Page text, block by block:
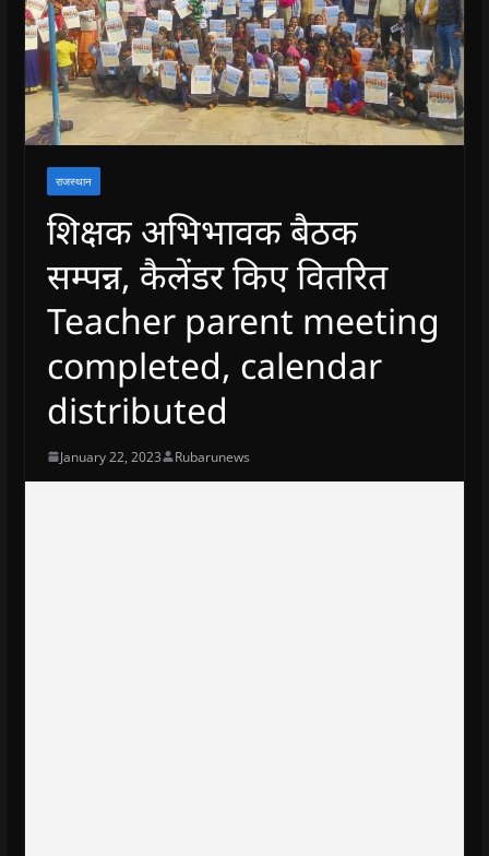
राजस्थान
शिक्षक अभिभावक बैठक
सम्पन्न, कैलेंडर किए वितरित
Teacher parent meeting
completed, calendar
distributed
January 22, 2023 Rubarunews